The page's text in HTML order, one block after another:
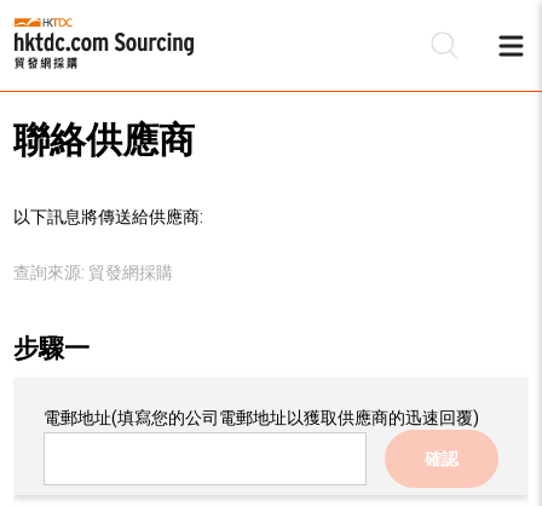
聯絡供應商
以下訊息將傳送給供應商:
查詢來源: 貿發網採購
步驟一
電郵地址(填寫您的公司電郵地址以獲取供應商的迅速回覆)
確認